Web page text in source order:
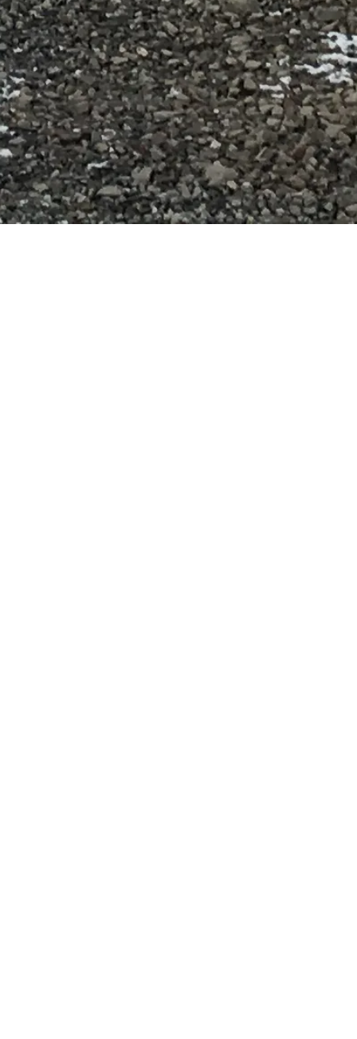
Yasal
Yasal bilgiler
Hakkımızda
Gizlilik politikası
Çerez politikası
Site haritası
Bu site, dünyadaki gezginler ve tarih meraklıları için, onlarla aynı
tutkuyu paylaşan biri tarafından ❤️ ile hazırlandı.
Auschwitz-Birkenau Anıtı ve Müzesi için kişisel rehberiniz. Ziyaret
seçenekleri, saatler ve daha fazlası hakkında her şeyi sorabilirsiniz!
💬